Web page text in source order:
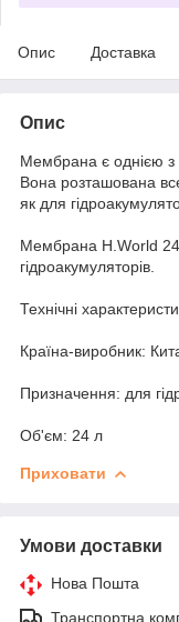
Опис Доставка
Опис
Мембрана є однією з
Вона розташована
як для
Мембрана H.World
гідроакумуляторів.
Технічні
Країна-виробник:
Призначення: для
Об'єм: 24 л
Приховати
Умови доставки
Нова Пошта
Транспортна